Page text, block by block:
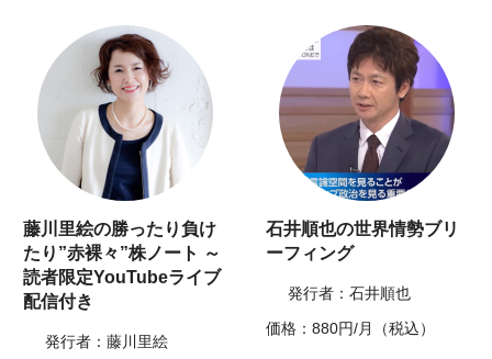
藤川里絵の勝ったり負け
たり”赤裸々”株ノート ～
読者限定YouTubeライブ
配信付き
発行者：藤川里絵
石井順也の世界情勢ブリ
ーフィング
発行者：石井順也
価格：880円/月（税込）